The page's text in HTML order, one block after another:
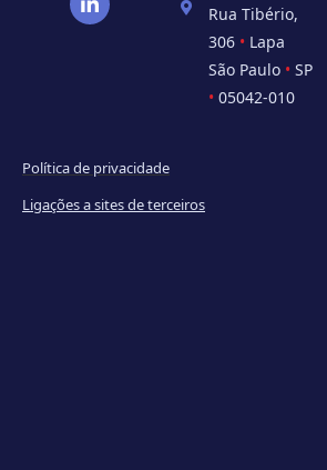
Rua Tibério,
306 • Lapa
São Paulo •SP
• 05042-010
Política de privacidade
Ligações a sites de terceiros